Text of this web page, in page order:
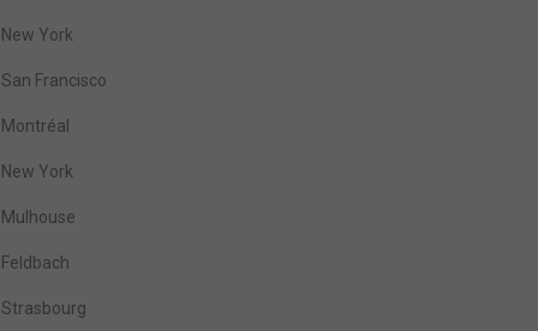
New York
San Francisco
Montréal
New York
Mulhouse
Feldbach
Strasbourg